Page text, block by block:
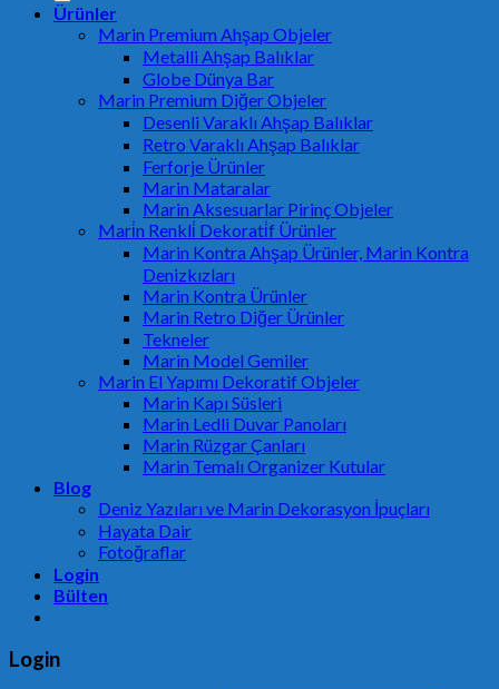
Ürünler
Marin Premium Ahşap Objeler
Metalli Ahşap Balıklar
Globe Dünya Bar
Marin Premium Diğer Objeler
Desenli Varaklı Ahşap Balıklar
Retro Varaklı Ahşap Balıklar
Ferforje Ürünler
Marin Mataralar
Marin Aksesuarlar Pirinç Objeler
Mari̇n Renkli̇ Dekorati̇f Ürünler
Marin Kontra Ahşap Ürünler, Marin Kontra
Denizkızları
Marin Kontra Ürünler
Marin Retro Diğer Ürünler
Tekneler
Marin Model Gemiler
Marin El Yapımı Dekoratif Objeler
Marin Kapı Süsleri
Marin Ledli Duvar Panoları
Marin Rüzgar Çanları
Marin Temalı Organizer Kutular
Blog
Deniz Yazıları ve Marin Dekorasyon İpuçları
Hayata Dair
Fotoğraflar
Login
Bülten
Login